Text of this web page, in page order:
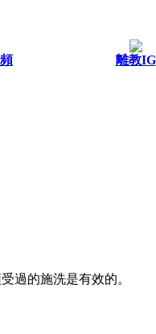
離教IG
過的施洗是有效的。